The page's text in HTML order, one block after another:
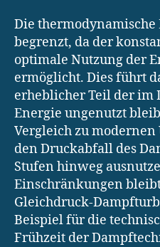
Die
begrenzt, da der
optimale Nutzung der
ermöglicht. Dies führt
erheblicher Teil der im
Energie ungenutzt
Vergleich zu
den Druckabfall des
Stufen hinweg
Einschränkungen
Gleichdruck-
Beispiel für die
Frühzeit der